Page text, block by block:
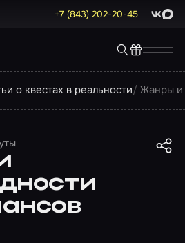
+7 (843) 202-20-45 Max
о квестах в реальности Жанры и